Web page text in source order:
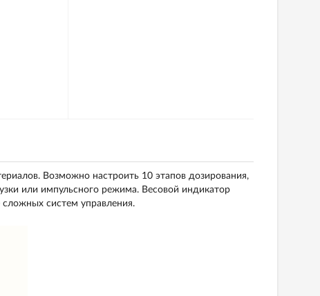
Возможно настроить 10 этапов дозирования,
или импульсного режима. Весовой индикатор
систем управления.